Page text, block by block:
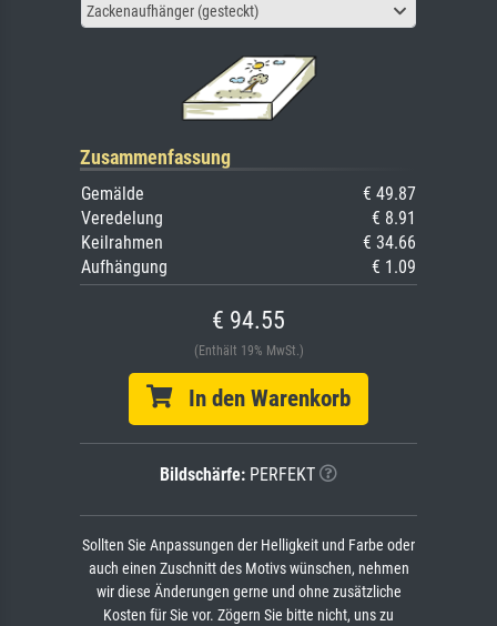
Zackenaufhänger (gesteckt)
Zusammenfassung
Gemälde
€ 49.87
Veredelung
€ 8.91
Keilrahmen
€ 34.66
Aufhängung
€ 1.09
€ 94.55
(Enthält 19% MwSt.)
In den Warenkorb
Bildschärfe: PERFEKT
Sollten Sie Anpassungen der Helligkeit und Farbe oder
auch einen Zuschnitt des Motivs wünschen, nehmen
wir diese Änderungen gerne und ohne zusätzliche
Kosten für Sie vor. Zögern Sie bitte nicht, uns zu